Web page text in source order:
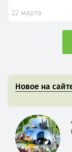
22 марта
Новое на